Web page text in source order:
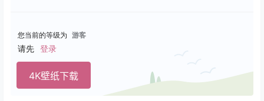
您当前的等级为 游客
请先 登录
4K壁纸下载